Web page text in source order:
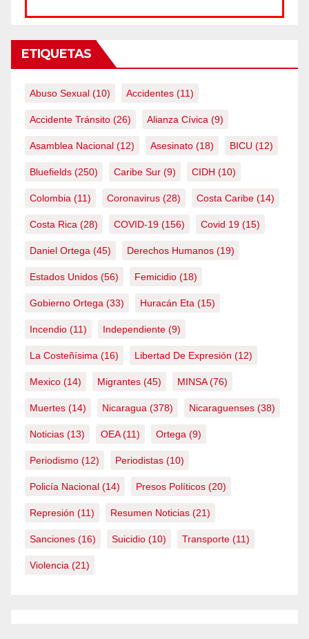
ETIQUETAS
Abuso Sexual (10) Accidentes (11)
Accidente Tránsito (26) Alianza Cívica (9)
Asamblea Nacional (12) Asesinato (18) BICU (12)
Bluefields (250) Caribe Sur (9) CIDH (10)
Colombia (11) Coronavirus (28) Costa Caribe (14)
Costa Rica (28) COVID-19 (156) Covid 19 (15)
Daniel Ortega (45) Derechos Humanos (19)
Estados Unidos (56) Femicidio (18)
Gobierno Ortega (33) Huracán Eta (15)
Incendio (11) Independiente (9)
La Costeñísima (16) Libertad De Expresión (12)
Mexico (14) Migrantes (45) MINSA(76)
Muertes (14) Nicaragua (378) Nicaraguenses (38)
Noticias (13) OEA(11) Ortega (9)
Periodismo (12) Periodistas (10)
Policía Nacional (14) Presos Políticos (20)
Represión (11) Resumen Noticias (21)
Sanciones (16) Suicidio (10) Transporte (11)
Violencia (21)